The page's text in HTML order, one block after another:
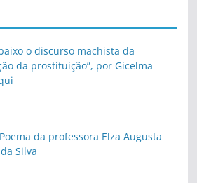
o discurso machista da
da prostituição”, por Gicelma
da professora Elza Augusta
Silva